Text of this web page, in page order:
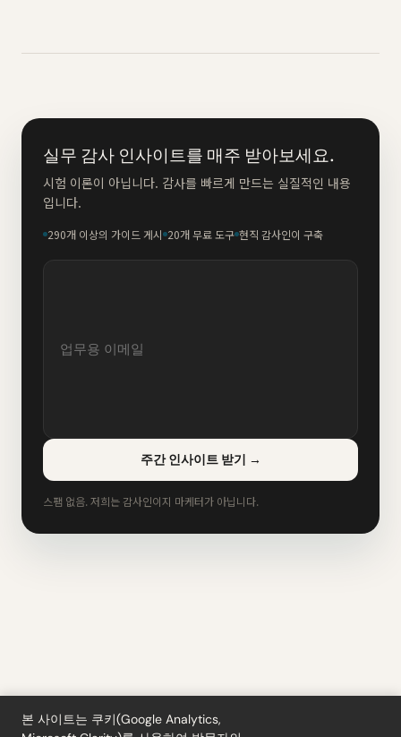
실무 감사 인사이트를 매주 받아보세요.
시험 이론이 아닙니다. 감사를 빠르게 만드는 실질적인 내용
입니다.
290개 이상의 가이드 게시 20개 무료 도구 현직 감사인이 구축
주간 인사이트 받기 →
스팸 없음. 저희는 감사인이지 마케터가 아닙니다.
본 사이트는 쿠키(Google Analytics,